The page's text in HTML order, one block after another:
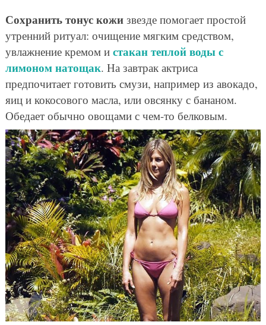
Сохранить тонус кожизвезде помогает простой
утренний ритуал: очищение мягким средством,
увлажнение кремом и стакан теплой воды с
лимоном натощак. На завтрак актриса
предпочитает готовить смузи, например из авокадо,
яиц и кокосового масла, или овсянку с бананом.
Обедает обычно овощами с чем-то белковым.